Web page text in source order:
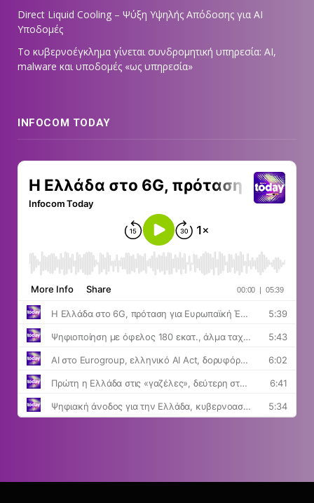
Direct Liquid Cooling – Ψύξη Υψηλής Απόδοσης για AI
Υποδομές
Το κυβερνοέγκλημα γίνεται συνδρομητική υπηρεσία: AI,
malware και υποδομές «ως υπηρεσία»
INFOCOM TODAY